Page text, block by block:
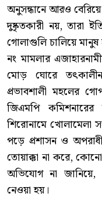
অনুসন্ধানে আরও
দুষ্কৃতকারী নয়, তারা
গোলাগুলি চালিয়ে
নং মামলার
মোড় ঘোরে
প্রভাবশালী মহলের
জিএমপি কমিশনারের
শিরোনামে খোলামেলা
পড়ে প্রশাসন ও
তোয়াক্কা না করে, কোনো
অভিযোগ না জানিয়ে,
নেওয়া হয়।